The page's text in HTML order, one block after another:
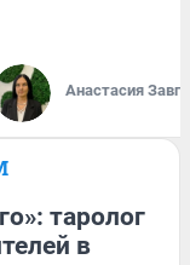
Анастасия
таролог
в